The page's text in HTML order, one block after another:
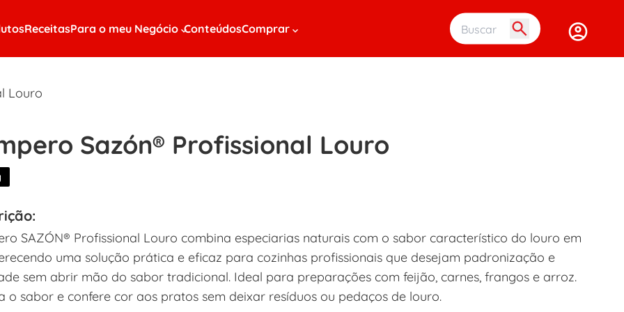
ReceitasPara o meu Negócio ConteúdosComprar
Buscar
Louro
Sazón® Profissional Louro
SAZÓN® Profissional Louro combina especiarias naturais com o sabor característico do louro em
uma solução prática e eficaz para cozinhas profissionais que desejam padronização e
sem abrir mão do sabor tradicional. Ideal para preparações com feijão, carnes, frangos e arroz.
o sabor e confere cor aos pratos sem deixar resíduos ou pedaços de louro.